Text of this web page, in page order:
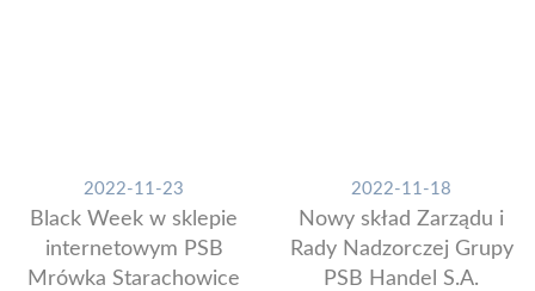
2022-11-23
Black Week w sklepie
internetowym PSB
Mrówka Starachowice
2022-11-18
Nowy skład Zarządu i
Rady Nadzorczej Grupy
PSB Handel S.A.